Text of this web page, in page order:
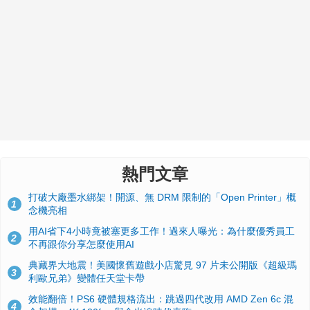
熱門文章
1
打破大廠墨水綁架！開源、無 DRM 限制的「Open Printer」概
念機亮相
2
用AI省下4小時竟被塞更多工作！過來人曝光：為什麼優秀員工
不再跟你分享怎麼使用AI
3
典藏界大地震！美國懷舊遊戲小店驚見 97 片未公開版《超級瑪
利歐兄弟》變體任天堂卡帶
4
效能翻倍！PS6 硬體規格流出：跳過四代改用 AMD Zen 6c 混